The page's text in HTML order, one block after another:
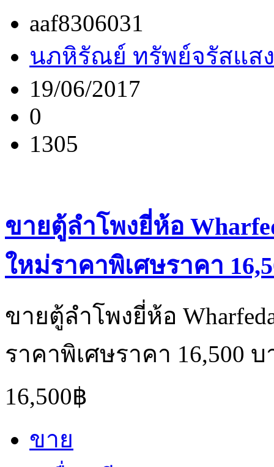
aaf8306031
นภหิรัณย์ ทรัพย์จรัสแสง
19/06/2017
0
1305
ขายตู้ลำโพงยี่ห้อ
ใหม่ราคาพิเศษราคา
ขายตู้ลำโพงยี่ห้อ
ราคาพิเศษราคา 16,500 บ
16,500฿
ขาย